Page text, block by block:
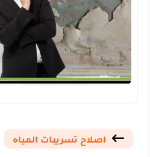
اصلاح تسريبات المياه